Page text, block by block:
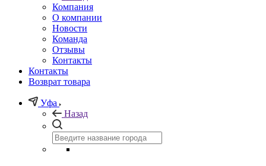
Компания
О компании
Новости
Команда
Отзывы
Контакты
Контакты
Возврат товара
Уфа
Назад